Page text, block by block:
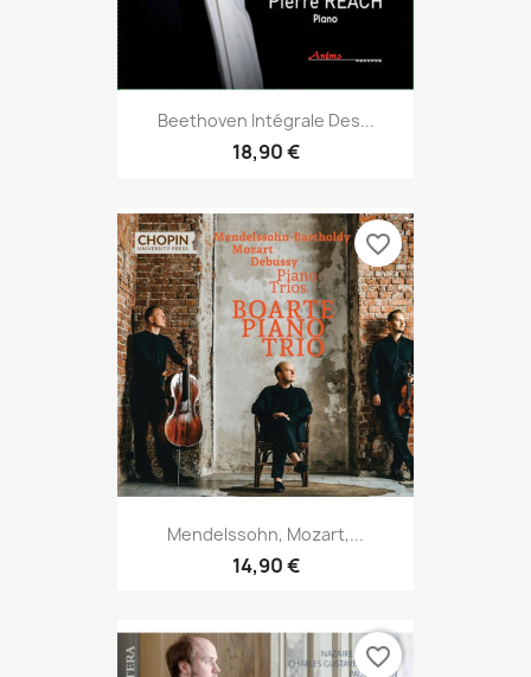
Beethoven Intégrale Des...
18,90 €
Mendelssohn, Mozart,...
14,90 €
favorite_border
favorite_border